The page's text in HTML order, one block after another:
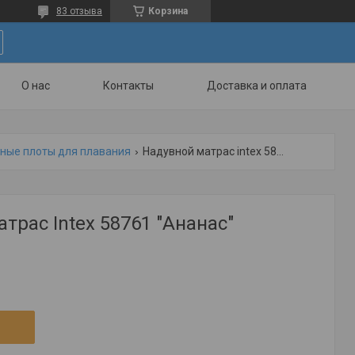
Корзина
83 отзыва
О нас Контакты Доставка и оплата
плоты для плавания
Intex 58761 "Ананас"